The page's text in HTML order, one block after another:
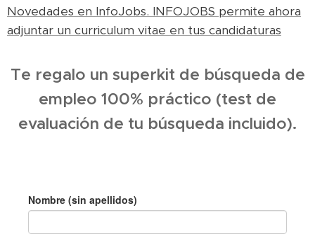
Novedades en InfoJobs. INFOJOBS permite ahora
adjuntar un curriculum vitae en tus candidaturas
Te regalo un superkit de búsqueda de
empleo 100% práctico (test de
evaluación de tu búsqueda incluido).